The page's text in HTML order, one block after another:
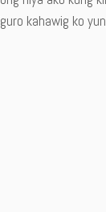
kahawig ko